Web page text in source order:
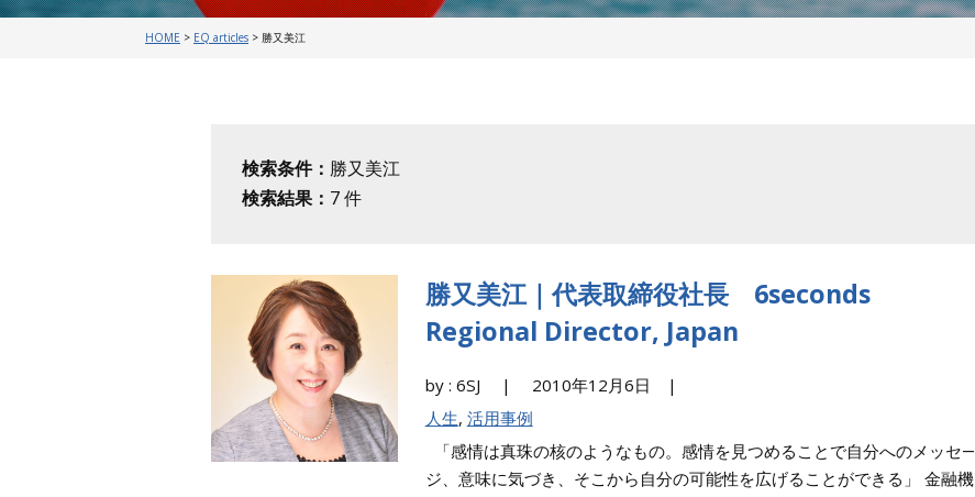
HOME > EQ articles > 勝又美江
検索条件： 勝又美江
検索結果： 7件
勝又美江｜代表取締役社長 6seconds
Regional Director, Japan
by : 6SJ |
2010年12月6日 |
人生, 活用事例
「感情は真珠の核のようなもの。感情を見つめることで自分へのメッセ―
ジ、意味に気づき、そこから自分の可能性を広げることができる」 金融機